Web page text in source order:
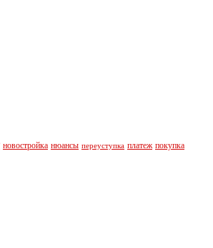
новостройка нюансы переуступка платеж покупка